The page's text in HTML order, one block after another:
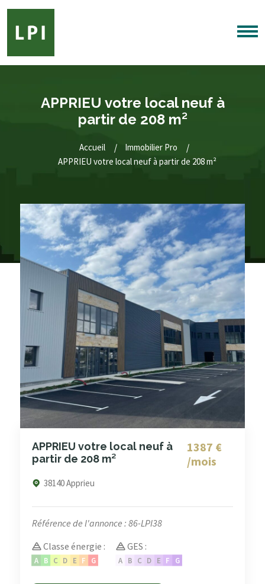
APPRIEU votre local neuf à
partir de 208 m²
Accueil
Immobilier Pro
APPRIEU votre local neuf à partir de 208 m²
APPRIEU votre local neuf à
partir de 208 m²
1387 €
/mois
38140 Apprieu
Référence de l'annonce : 86-LPI38
Classe énergie :
A B C D E F G
GES :
A B C D E F G